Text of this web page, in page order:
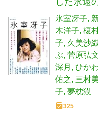
氷室冴子
木洋子 榎
子 久美沙
ぶ 菅原弘
深月
ひか
佑之
三村
子 夢枕獏
325